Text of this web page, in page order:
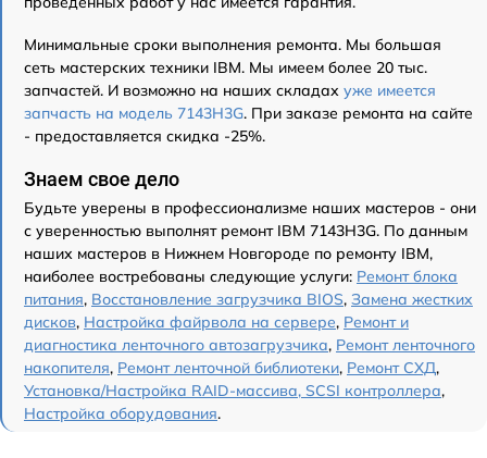
Минимальные сроки выполнения ремонта. Мы большая
сеть мастерских техники IBM. Мы имеем более 20 тыс.
запчастей. И возможно на наших складах уже имеется
запчасть на модель 7143H3G. При заказе ремонта на сайте
- предоставляется скидка -25%.
Знаем свое дело
Будьте уверены в профессионализме наших мастеров - они
с уверенностью выполнят ремонт IBM 7143H3G. По данным
наших мастеров в Нижнем Новгороде по ремонту IBM,
наиболее востребованы следующие услуги: Ремонт блока
питания, Восстановление загрузчика BIOS, Замена жестких
дисков, Настройка файрвола на сервере, Ремонт и
диагностика ленточного автозагрузчика, Ремонт ленточного
накопителя, Ремонт ленточной библиотеки, Ремонт СХД,
Установка/Настройка RAID-массива, SCSI контроллера,
Настройка оборудования.